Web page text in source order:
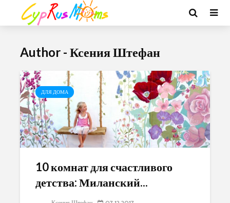
Author - Ксения Штефан
ДЛЯ ДОМА
10 комнат для счастливого
детства: Миланский...